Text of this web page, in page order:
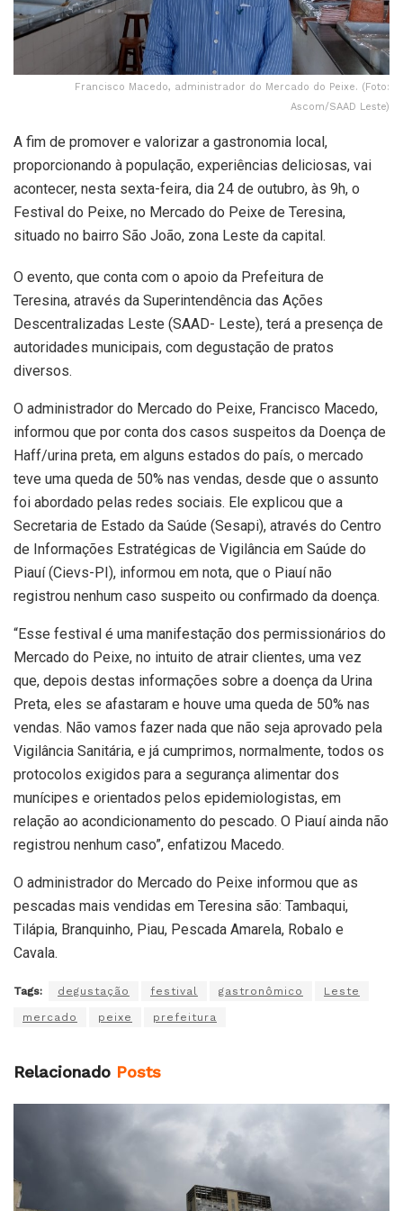
Francisco Macedo, administrador do Mercado do Peixe. (Foto:
Ascom/SAAD Leste)
A fim de promover e valorizar a gastronomia local,
proporcionando à população, experiências deliciosas, vai
acontecer, nesta sexta-feira, dia 24 de outubro, às 9h, o
Festival do Peixe, no Mercado do Peixe de Teresina,
situado no bairro São João, zona Leste da capital.
O evento, que conta com o apoio da Prefeitura de
Teresina, através da Superintendência das Ações
Descentralizadas Leste (SAAD- Leste), terá a presença de
autoridades municipais, com degustação de pratos
diversos.
O administrador do Mercado do Peixe, Francisco Macedo,
informou que por conta dos casos suspeitos da Doença de
Haff/urina preta, em alguns estados do país, o mercado
teve uma queda de 50% nas vendas, desde que o assunto
foi abordado pelas redes sociais. Ele explicou que a
Secretaria de Estado da Saúde (Sesapi), através do Centro
de Informações Estratégicas de Vigilância em Saúde do
Piauí (Cievs-PI), informou em nota, que o Piauí não
registrou nenhum caso suspeito ou confirmado da doença.
“Esse festival é uma manifestação dos permissionários do
Mercado do Peixe, no intuito de atrair clientes, uma vez
que, depois destas informações sobre a doença da Urina
Preta, eles se afastaram e houve uma queda de 50% nas
vendas. Não vamos fazer nada que não seja aprovado pela
Vigilância Sanitária, e já cumprimos, normalmente, todos os
protocolos exigidos para a segurança alimentar dos
munícipes e orientados pelos epidemiologistas, em
relação ao acondicionamento do pescado. O Piauí ainda não
registrou nenhum caso”, enfatizou Macedo.
O administrador do Mercado do Peixe informou que as
pescadas mais vendidas em Teresina são: Tambaqui,
Tilápia, Branquinho, Piau, Pescada Amarela, Robalo e
Cavala.
Tags: degustação festival gastronômico Leste
mercado peixe prefeitura
Relacionado Posts